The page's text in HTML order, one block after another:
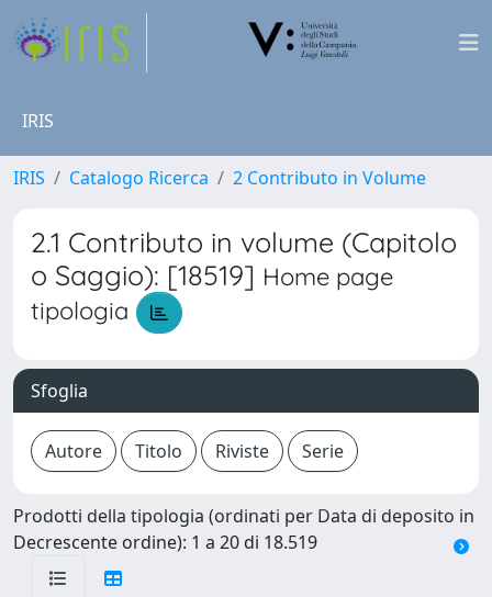
IRIS
IRIS Catalogo Ricerca 2 Contributo in Volume
2.1 Contributo in volume (Capitolo
o Saggio): [18519] Home page
tipologia
Sfoglia
Prodotti della tipologia (ordinati per Data di deposito in
Decrescente ordine): 1 a 20 di 18.519